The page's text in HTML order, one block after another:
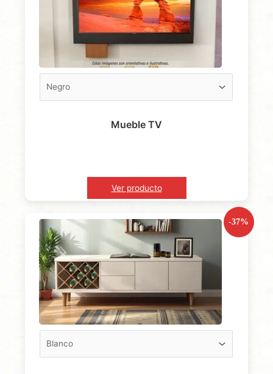
Mueble TV
Ver producto
-37%